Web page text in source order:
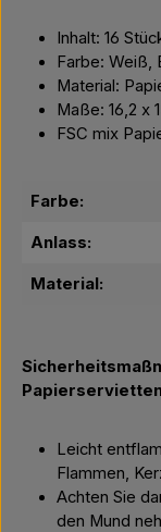
Inhalt: 16
Farbe: Weiß,
Material:
Maße: 16,2 x
FSC mix
Farbe:
Anlass:
Material:
Leicht
Flammen,
Achten Sie
den Mund